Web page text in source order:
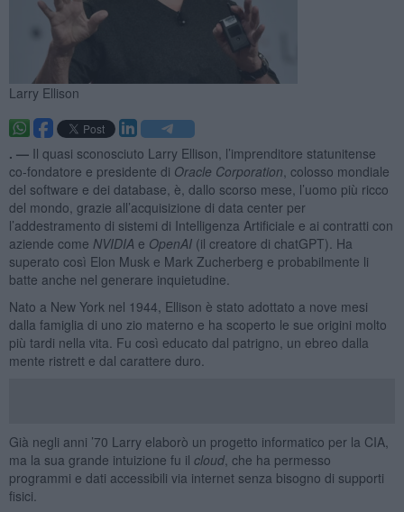
Larry Ellison
. — Il quasi sconosciuto Larry Ellison, l’imprenditore statunitense
co-fondatore e presidente di Oracle Corporation , colosso mondiale
del software e dei database, è, dallo scorso mese, l’uomo più ricco
del mondo, grazie all’acquisizione di data center per
l’addestramento di sistemi di Intelligenza Artificiale e ai contratti con
aziende come NVIDIA e OpenAI(il creatore di chatGPT). Ha
superato così Elon Musk e Mark Zucherberg e probabilmente li
batte anche nel generare inquietudine.
Nato a New York nel 1944, Ellison è stato adottato a nove mesi
dalla famiglia di uno zio materno e ha scoperto le sue origini molto
più tardi nella vita. Fu così educato dal patrigno, un ebreo dalla
mente ristrett e dal carattere duro.
Già negli anni ’70 Larry elaborò un progetto informatico per la CIA,
ma la sua grande intuizione fu il cloud, che ha permesso
programmi e dati accessibili via internet senza bisogno di supporti
fisici.